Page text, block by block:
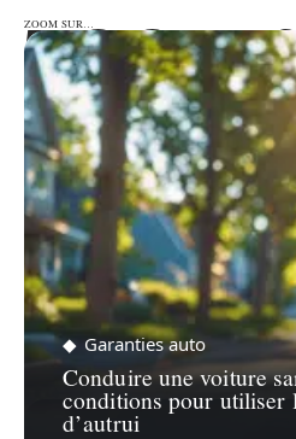
ZOOM
ZOOM SUR…
Garanties auto
Conduire une voiture
conditions pour utiliser
d’autrui